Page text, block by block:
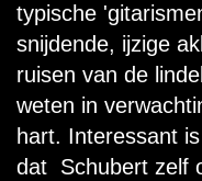
typische
snijdende, ijzige
ruisen van de
weten in
hart. Interessant
dat Schubert zelf